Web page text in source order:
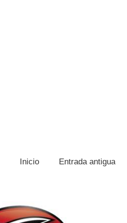
Entrada antigua
Inicio